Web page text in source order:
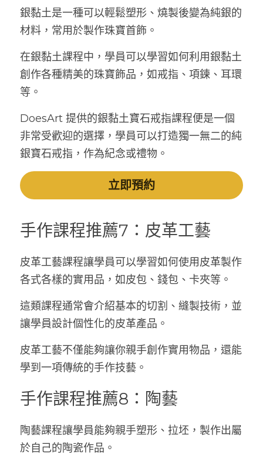
銀黏土是一種可以輕鬆塑形、燒製後變為純銀的
材料，常用於製作珠寶首飾。
在銀黏土課程中，學員可以學習如何利用銀黏土
創作各種精美的珠寶飾品，如戒指、項鍊、耳環
等。
DoesArt 提供的銀黏土寶石戒指課程便是一個
非常受歡迎的選擇，學員可以打造獨一無二的純
銀寶石戒指，作為紀念或禮物。
立即預約
手作課程推薦7：皮革工藝
皮革工藝課程讓學員可以學習如何使用皮革製作
各式各樣的實用品，如皮包、錢包、卡夾等。
這類課程通常會介紹基本的切割、縫製技術，並
讓學員設計個性化的皮革產品。
皮革工藝不僅能夠讓你親手創作實用物品，還能
學到一項傳統的手作技藝。
手作課程推薦8：陶藝
陶藝課程讓學員能夠親手塑形、拉坯，製作出屬
於自己的陶瓷作品。